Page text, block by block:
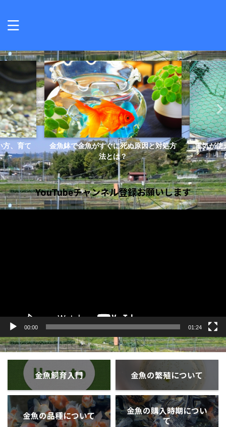
と対処方
電気が使えない！屋外飼育の水槽にエア
レーションする方法...
金魚に水
YouTubeチャンネル登録お願いします
00:00 01:24
金魚飼育入門 金魚の繁殖について
金魚の品種について
金魚の購入時期につい
て